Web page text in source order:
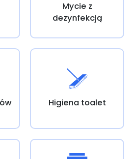
Mycie z
dezynfekcją
Higiena toalet